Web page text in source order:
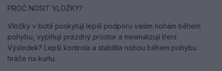
PROČ NOSIT VLOŽKY?
Vložky v botě poskytují lepší podporu vašim nohám během
pohybu, vyplňují prázdný prostor a minimalizují tření.
Výsledek? Lepší kontrola a stabilita nohou během pohybu
hráče na kurtu.